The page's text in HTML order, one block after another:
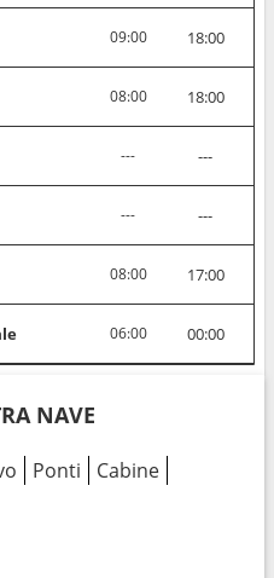
09:00 18:00
08:00 18:00
--- ---
--- ---
08:00 17:00
06:00 00:00
NAVE
Ponti Cabine